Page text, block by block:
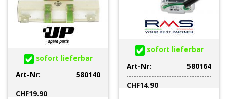
sofort lieferbar
Art-Nr:
580140
CHF19.90
sofort lieferbar
Art-Nr:
580164
CHF14.90